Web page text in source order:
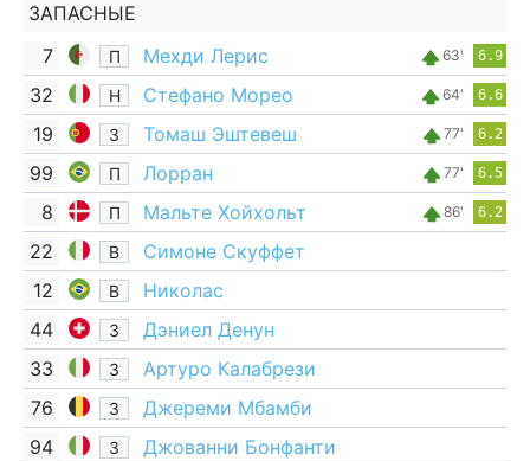
ЗАПАСНЫЕ
7
П Мехди Лерис 63' 6.9
32 Н Стефано Морео 64' 6.6
19 З Томаш Эштевеш 77' 6.2
99 П Лорран 77' 6.5
8 П Мальте Хойхольт 86' 6.2
22 В
Симоне Скуффет
12
В
Николас
44
З
Дэниел Денун
33
З
Артуро Калабрези
76
З
Джереми Мбамби
94
З
Джованни Бонфанти